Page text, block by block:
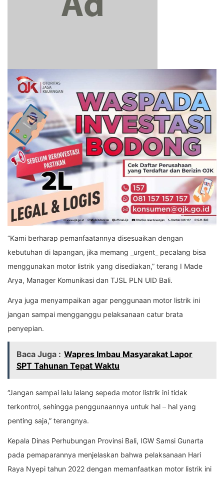
“Kami berharap pemanfaatannya disesuaikan dengan
kebutuhan di lapangan, jika memang _urgent_ pecalang bisa
menggunakan motor listrik yang disediakan,” terang I Made
Arya, Manager Komunikasi dan TJSL PLN UID Bali.
Arya juga menyampaikan agar penggunaan motor listrik ini
jangan sampai mengganggu pelaksanaan catur brata
penyepian.
Baca Juga : Wapres Imbau Masyarakat Lapor
SPT Tahunan Tepat Waktu
“Jangan sampai lalu lalang sepeda motor listrik ini tidak
terkontrol, sehingga penggunaannya untuk hal – hal yang
penting saja,” terangnya.
Kepala Dinas Perhubungan Provinsi Bali, IGW Samsi Gunarta
pada pemaparannya menjelaskan bahwa pelaksanaan Hari
Raya Nyepi tahun 2022 dengan memanfaatkan motor listrik ini